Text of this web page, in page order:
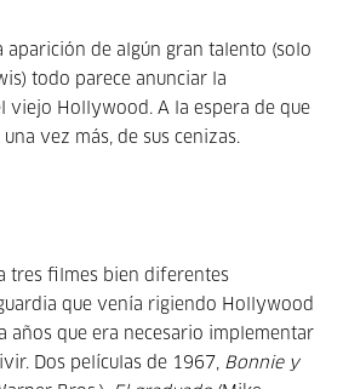
aparición de algún gran talento (solo
todo parece anunciar la
viejo Hollywood. A la espera de que
vez más, de sus cenizas.
tres filmes bien diferentes
que venía rigiendo Hollywood
años que era necesario implementar
Dos películas de 1967, Bonnie y